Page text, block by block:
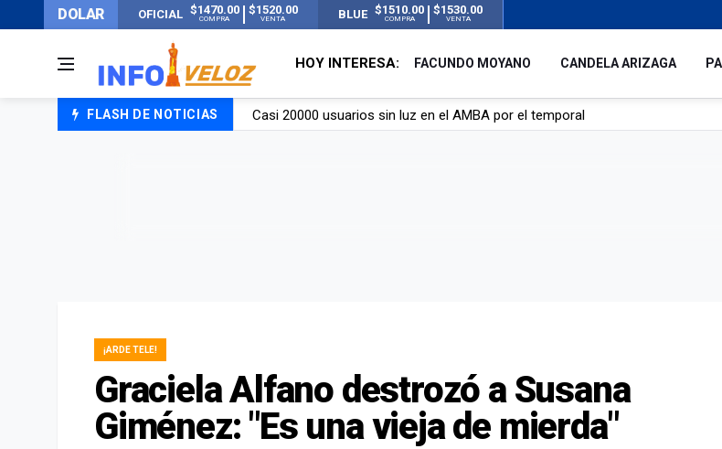
DOLAR OFICIAL $1470.00
COMPRA
$1520.00
VENTA BLUE $1510.00
COMPRA
$1530.00
VENTA
HOY INTERESA: FACUNDO MOYANO CANDELA ARIZAGA
FLASH DE NOTICIAS
Candela Arizaga rompió el silencio tras el incidente con Facundo Moyano:
¡ARDE TELE!
Graciela Alfano destrozó a Susana
Giménez: "Es una vieja de mierda"